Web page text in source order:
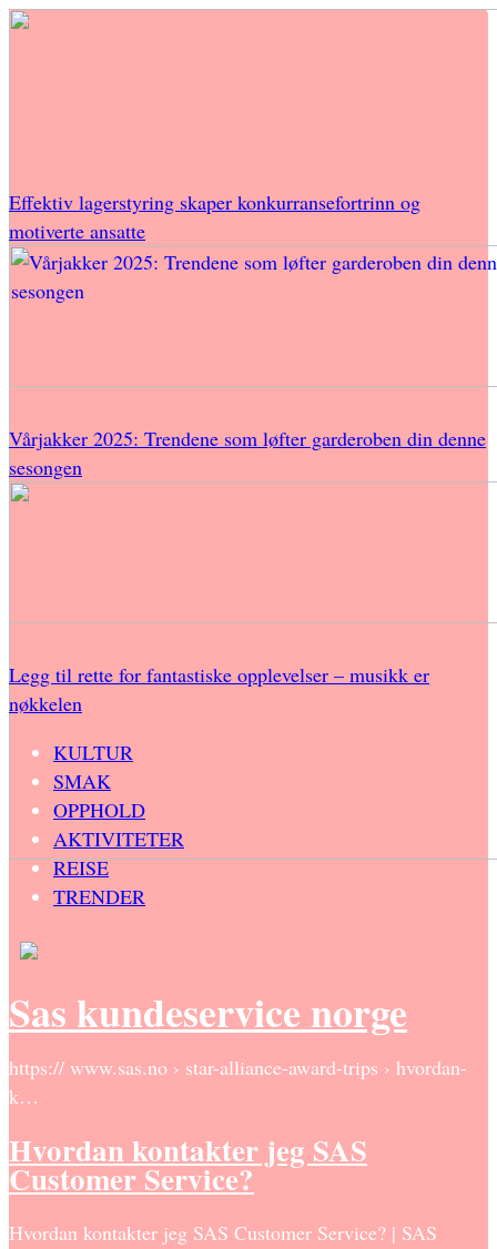
Effektiv lagerstyring skaper konkurransefortrinn og
motiverte ansatte
Vårjakker 2025: Trendene som løfter garderoben din denne
sesongen
Legg til rette for fantastiske opplevelser – musikk er
nøkkelen
KULTUR
SMAK
OPPHOLD
AKTIVITETER
REISE
TRENDER
Sas kundeservice norge
https:// www.sas.no › star-alliance-award-trips › hvordan-
k…
Hvordan kontakter jeg SAS
Customer Service?
Hvordan kontakter jeg SAS Customer Service? | SAS